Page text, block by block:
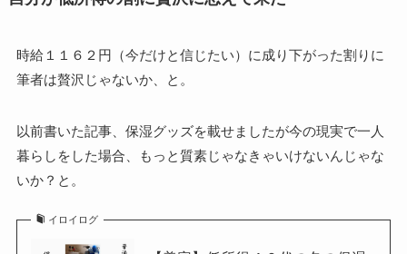
時給１１６２円（今だけと信じたい）に成り下がった割りに
筆者は贅沢じゃないか、と。
以前書いた記事、保湿グッズを載せましたが今の現実で一人
暮らしをした場合、もっと質素じゃなきゃいけないんじゃな
いか？と。
イロイログ